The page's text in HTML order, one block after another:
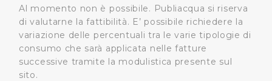
loro servizi.
Cliccando su "Accetta tutti", l'Utente accetta di
memorizzare tutti i cookie sul dispositivo per le finalità
sopra indicate.
Al momento non è possibile. Publiacqua si riserva
di valutarne la fattibilità. E’ possibile richiedere la
variazione delle percentuali tra le varie tipologie di
consumo che sarà applicata nelle fatture
successive tramite la modulistica presente sul
sito.